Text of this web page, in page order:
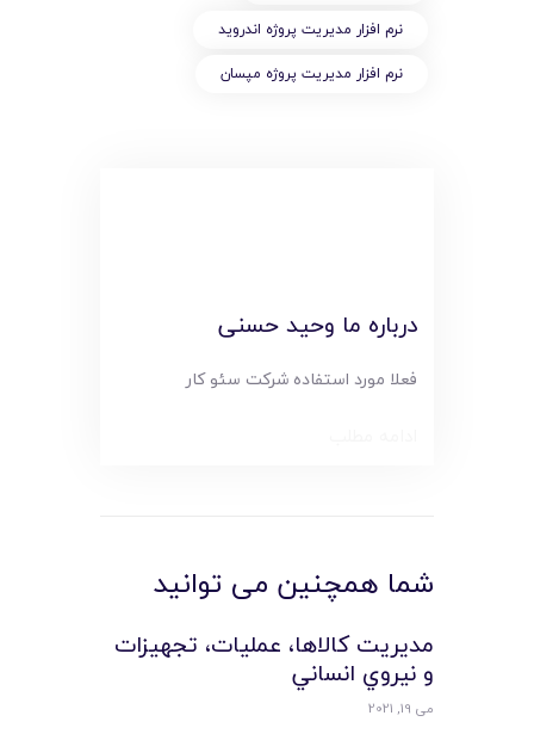
نرم افزار مديريت پروژه اندرويد
نرم افزار مديريت پروژه مپسان
درباره ما وحید حسنی
فعلا مورد استفاده شرکت سئو کار
شما همچنین می توانید
مديريت کالاها، عمليات، تجهيزات
و نيروي انساني
می 19, 2021